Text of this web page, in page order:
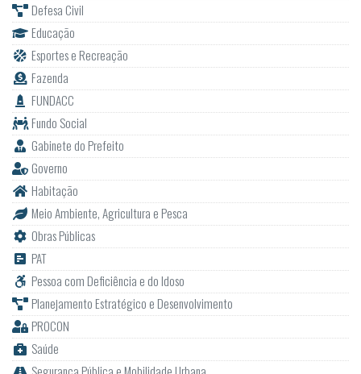
Defesa Civil
Educação
Esportes e Recreação
Fazenda
FUNDACC
Fundo Social
Gabinete do Prefeito
Governo
Habitação
Meio Ambiente, Agricultura e Pesca
Obras Públicas
PAT
Pessoa com Deficiência e do Idoso
Planejamento Estratégico e Desenvolvimento
PROCON
Saúde